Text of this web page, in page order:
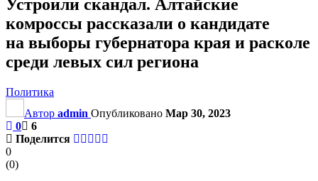
Устроили скандал. Алтайские
комроссы рассказали о кандидате
на выборы губернатора края и расколе
среди левых сил региона
Политика
Автор admin Опубликовано Мар 30, 2023
0
6
Поделится
0
(0)